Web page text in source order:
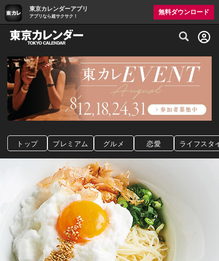
東京カレンダーアプリ
アプリなら超サクサク！
無料ダウンロード
グルメ情報・プレミアムレストラン予約
トップ プレミアム グルメ 恋愛 ライフスタ